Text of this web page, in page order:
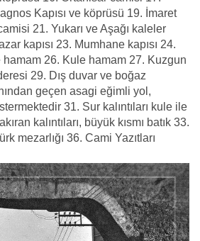
Kapısı ve köprüsü 19. İmaret
21. Yukarı ve Aşağı kaleler
kapısı 23. Mumhane kapısı 24.
hamam 26. Kule hamam 27. Kuzgun
29. Dış duvar ve boğaz
geçen asagi eğimli yol,
31. Sur kalıntıları kule ile
kalıntıları, büyük kısmı batık 33.
mezarlığı 36. Cami Yazıtları